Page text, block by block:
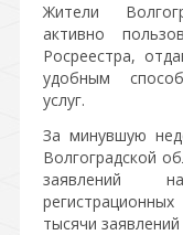
Жители
активно
Росреестра,
удобным
услуг.
За минувшую
Волгоградской
заявлений
тысячи